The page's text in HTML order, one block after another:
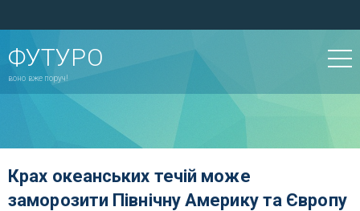
ФУТУРО
воно вже поруч!
Крах океанських течій може
заморозити Північну Америку та Європу